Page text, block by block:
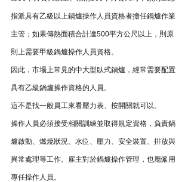
指派具有乙級以上鍋爐操作人員資格者擔任鍋爐作業
主管；如果傳熱面積合計達500平方公尺以上，則原
則上需要甲級鍋爐操作人員資格。
因此，市場上常見的中大型臥式鍋爐，經常需要配置
具有乙級鍋爐操作資格的人員。
這不是找一般員工來看壓力表、按開關就可以。
操作人員必須接受相關訓練並取得規定資格，負責鍋
爐啟動、燃燒狀況、水位、壓力、安全裝置、排放與
異常處理等工作。雇主對於鍋爐操作管理，也應僱用
專任操作人員。